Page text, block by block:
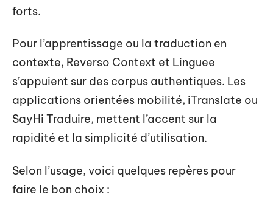
forts.
Pour l’apprentissage ou la traduction en
contexte, Reverso Context et Linguee
s’appuient sur des corpus authentiques. Les
applications orientées mobilité, iTranslate ou
SayHi Traduire, mettent l’accent sur la
rapidité et la simplicité d’utilisation.
Selon l’usage, voici quelques repères pour
faire le bon choix :